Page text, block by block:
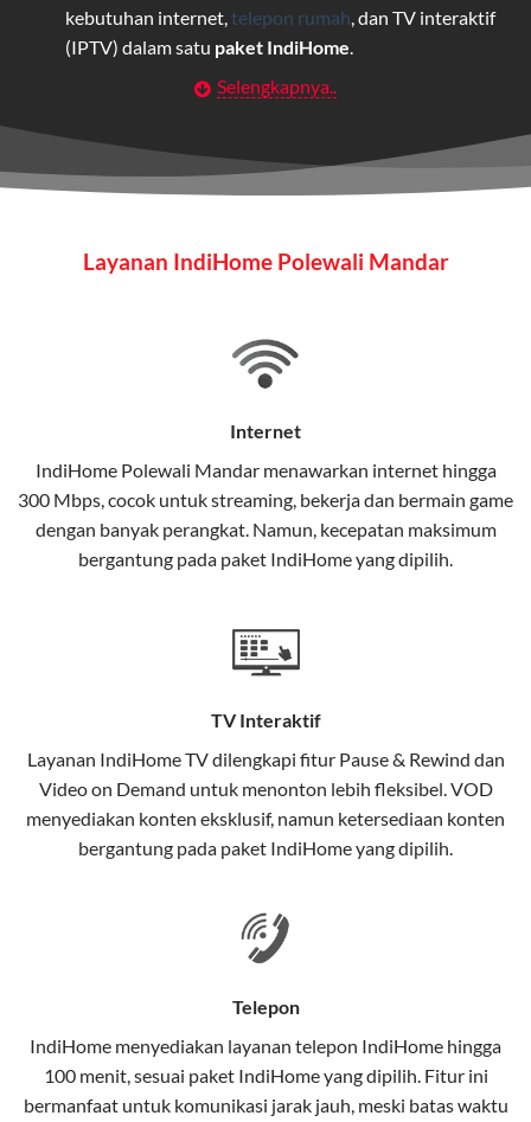
kebutuhan internet, telepon rumah , dan TV interaktif
(IPTV) dalam satu paket IndiHome
Layanan Wifi Indihome ini dirancang untuk
maupun individu yang membutuhkan konektivitas dan
hiburan berkualitas tinggi.
pengguna rumah dan bisnis.
stabil, dan memiliki berbagai pilihan paket IndiHome
Selain internet, layanan IndiHome juga mencakup TV
interaktif (IndiHome TV) dan telepon rumah dalam
satu paket.
Teknologi di Balik WiFi IndiHome
Wifi IndiHome menggunakan teknologi Fiber To The
menggunakan kabel serat optik hingga ke rumah
pelanggan. Teknologi ini memiliki beberapa
keunggulan:
Kecepatan Tinggi
dibandingkan kabel tembaga atau DSL.
elektromagnetik, sehingga koneksi tetap lancar.
Latensi Rendah
Selengkapnya..
Layanan IndiHome Polewali Mandar
Internet
IndiHome Polewali Mandar menawarkan internethingga
300 Mbps, cocok untuk streaming, bekerja dan bermain game
dengan banyak perangkat. Namun, kecepatan maksimum
bergantung pada paket IndiHome yang dipilih.
TV Interaktif
Layanan IndiHome TVdilengkapi fitur Pause & Rewind dan
Video on Demand untuk menonton lebih fleksibel. VOD
menyediakan konten eksklusif, namun ketersediaan konten
bergantung pada paket IndiHome yang dipilih.
Telepon
IndiHome menyediakan layanan telepon IndiHome hingga
100 menit, sesuai paket IndiHome yang dipilih. Fitur ini
bermanfaat untuk komunikasi jarak jauh, meski batas waktu